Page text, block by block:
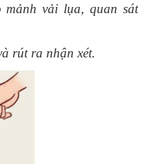
mảnh vải lụa, quan sát
rút ra nhận xét.